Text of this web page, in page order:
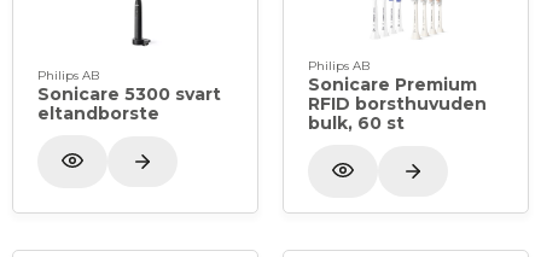
Philips AB
Sonicare 5300 svart
eltandborste
Philips AB
Sonicare Premium
RFID borsthuvuden
bulk, 60 st